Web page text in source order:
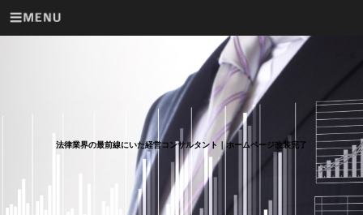
法律業界の最前線にいた経営コンサルタント｜ホームページ改装完了